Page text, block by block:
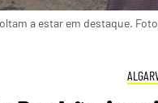
a estar em destaque. Foto